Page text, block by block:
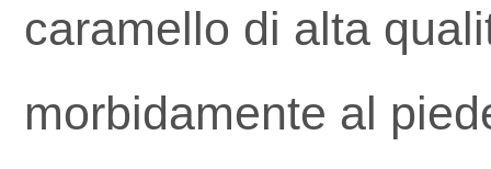
caramello di alta
morbidamente al